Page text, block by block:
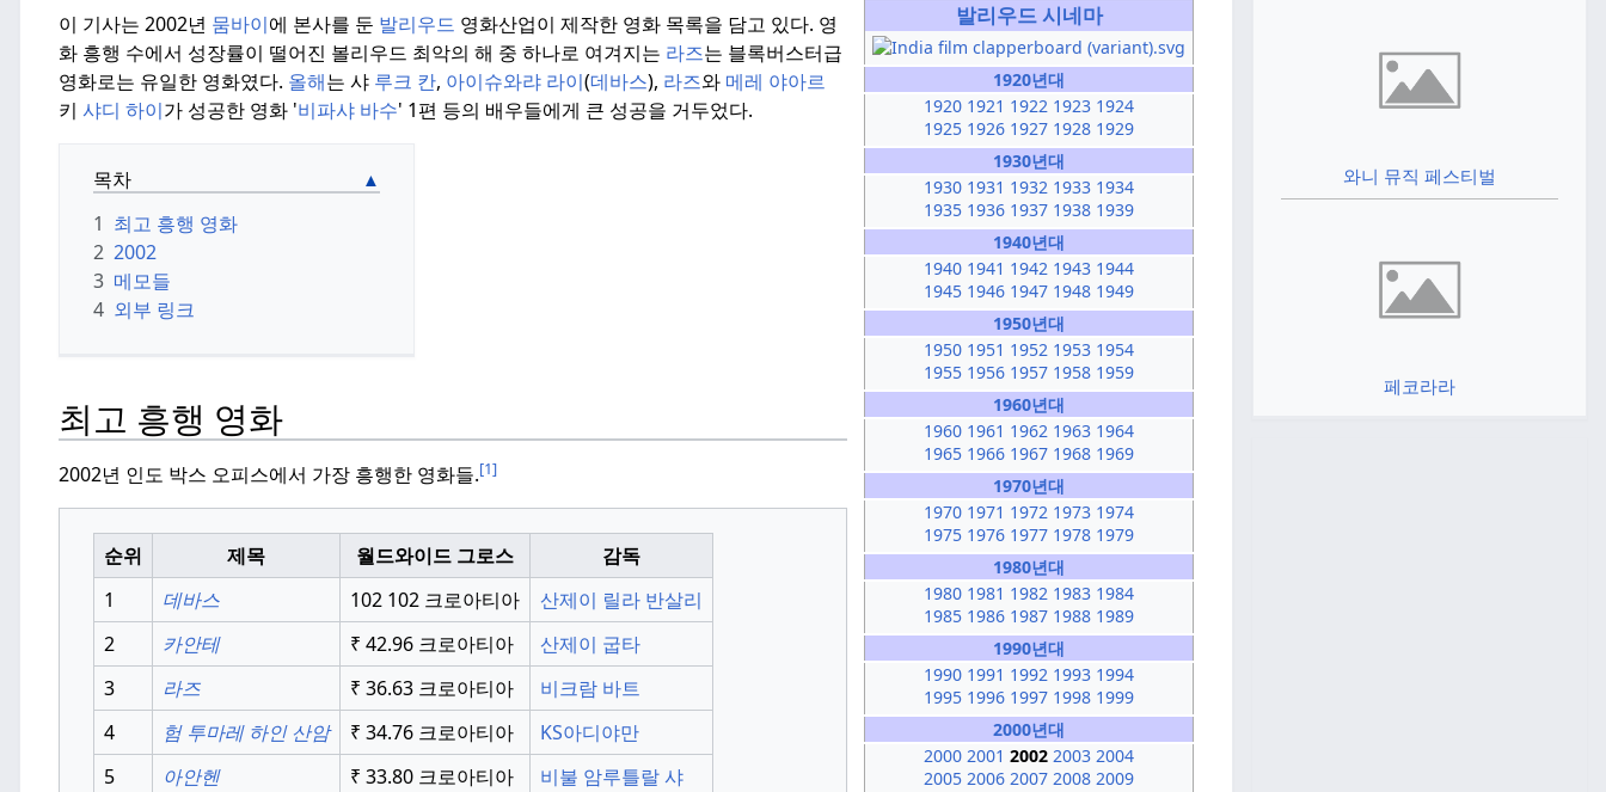
발리우드 시네마
1920년대
1920 1921 1922 1923 1924
1925 1926 1927 1928 1929
1930년대
1930 1931 1932 1933 1934
1935 1936 1937 1938 1939
1940년대
1940 1941 1942 1943 1944
1945 1946 1947 1948 1949
1950년대
1950 1951 1952 1953 1954
1955 1956 1957 1958 1959
1960년대
1960 1961 1962 1963 1964
1965 1966 1967 1968 1969
1970년대
1970 1971 1972 1973 1974
1975 1976 1977 1978 1979
1980년대
1980 1981 1982 1983 1984
1985 1986 1987 1988 1989
1990년대
1990 1991 1992 1993 1994
1995 1996 1997 1998 1999
2000년대
2000 2001 2002 2003 2004
2005 2006 2007 2008 2009
이 기사는 2002년 뭄바이에 본사를 둔 발리우드 영화산업이 제작한 영화 목록을 담고 있다. 영
화 흥행 수에서 성장률이 떨어진 볼리우드 최악의 해 중 하나로 여겨지는 라즈는 블록버스터급
영화로는 유일한 영화였다. 올해는 샤 루크 칸, 아이슈와랴 라이(데바스), 라즈와 메레 야아르
키 샤디 하이가 성공한 영화 '비파샤 바수' 1편 등의 배우들에게 큰 성공을 거두었다.
목차
1 최고 흥행 영화
2 2002
3 메모들
4 외부 링크
최고 흥행 영화
2002년 인도 박스 오피스에서 가장 흥행한 영화들.[1]
순위 제목 월드와이드 그로스
감독
1
데바스 102 102 크로아티아
산제이 릴라 반살리
2
카안테 ₹ 42.96 크로아티아
산제이 굽타
3
라즈 ₹ 36.63 크로아티아
비크람 바트
4
험 투마레 하인 산암 ₹ 34.76 크로아티아
KS아디야만
5
아안헨 ₹ 33.80 크로아티아
비불 암루틀랄 샤
와니 뮤직 페스티벌
페코라라